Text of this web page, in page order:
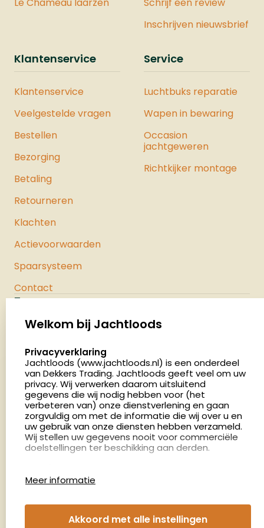
.50Gewicht: 700 gramLengte: 22
cmMagazijn: JaVeiligheid: JaJoule: 19,9
onderdeel van een complete Vesta
geselecteerde producten waarmee u
de maximale kracht uit het pistool
haalt. Bekijk hier ons hele assortiment
luchtpistolen.
Le Chameau laarzen
Schrijf een review
Inschrijven nieuwsbrief
Klantenservice
Klantenservice
Veelgestelde vragen
Bestellen
Bezorging
Betaling
Retourneren
Klachten
Actievoorwaarden
Spaarsysteem
Contact
Service
Luchtbuks reparatie
Wapen in bewaring
Occasion
jachtgeweren
Richtkijker montage
Palenrij 1
Nederland
4.8
2879 beoordelingen
Openingstijden
Dinsdag en donderdag: 13:00 - 17:00 én 18:00 - 21:00
uur
Afspraak maken
Nieuwsbrief
Welkom bij Jachtloods
select language
Privacyverklaring
Jachtloods (www.jachtloods.nl) is een onderdeel
van Dekkers Trading. Jachtloods geeft veel om uw
privacy. Wij verwerken daarom uitsluitend
gegevens die wij nodig hebben voor (het
verbeteren van) onze dienstverlening en gaan
zorgvuldig om met de informatie die wij over u en
uw gebruik van onze diensten hebben verzameld.
Wij stellen uw gegevens nooit voor commerciële
doelstellingen ter beschikking aan derden.
gebruiken en hoe effectief de Adwords-
Meer informatie
Akkoord met alle instellingen